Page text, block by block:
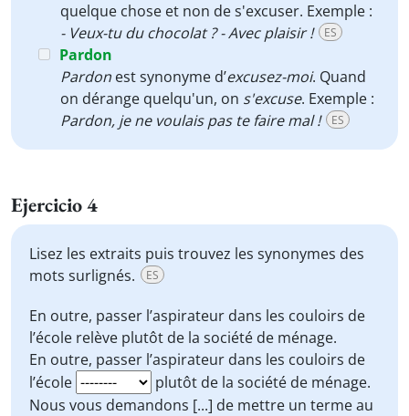
quelque chose et non de s'excuser. Exemple :
- Veux-tu du chocolat ? - Avec plaisir !
ES
Pardon
Pardon est synonyme d’excusez-moi. Quand
on dérange quelqu'un, on s'excuse. Exemple :
Pardon, je ne voulais pas te faire mal !
ES
Ejercicio 4
Lisez les extraits puis trouvez les synonymes des
mots surlignés.
ES
En outre, passer l’aspirateur dans les couloirs de
l’école relève plutôt de la société de ménage.
En outre, passer l’aspirateur dans les couloirs de
l’école
plutôt de la société de ménage.
Nous vous demandons [...] de mettre un termeau